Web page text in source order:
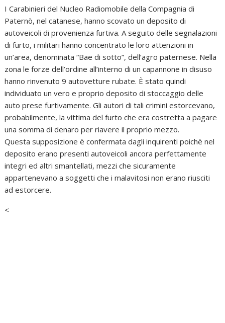
I Carabinieri del Nucleo Radiomobile della Compagnia di
Paternò, nel catanese, hanno scovato un deposito di
autoveicoli di provenienza furtiva. A seguito delle segnalazioni
di furto, i militari hanno concentrato le loro attenzioni in
un’area, denominata “Bae di sotto”, dell’agro paternese. Nella
zona le forze dell’ordine all’interno di un capannone in disuso
hanno rinvenuto 9 autovetture rubate. È stato quindi
individuato un vero e proprio deposito di stoccaggio delle
auto prese furtivamente. Gli autori di tali crimini estorcevano,
probabilmente, la vittima del furto che era costretta a pagare
una somma di denaro per riavere il proprio mezzo.
Questa supposizione è confermata dagli inquirenti poichè nel
deposito erano presenti autoveicoli ancora perfettamente
integri ed altri smantellati, mezzi che sicuramente
appartenevano a soggetti che i malavitosi non erano riusciti
ad estorcere.
<